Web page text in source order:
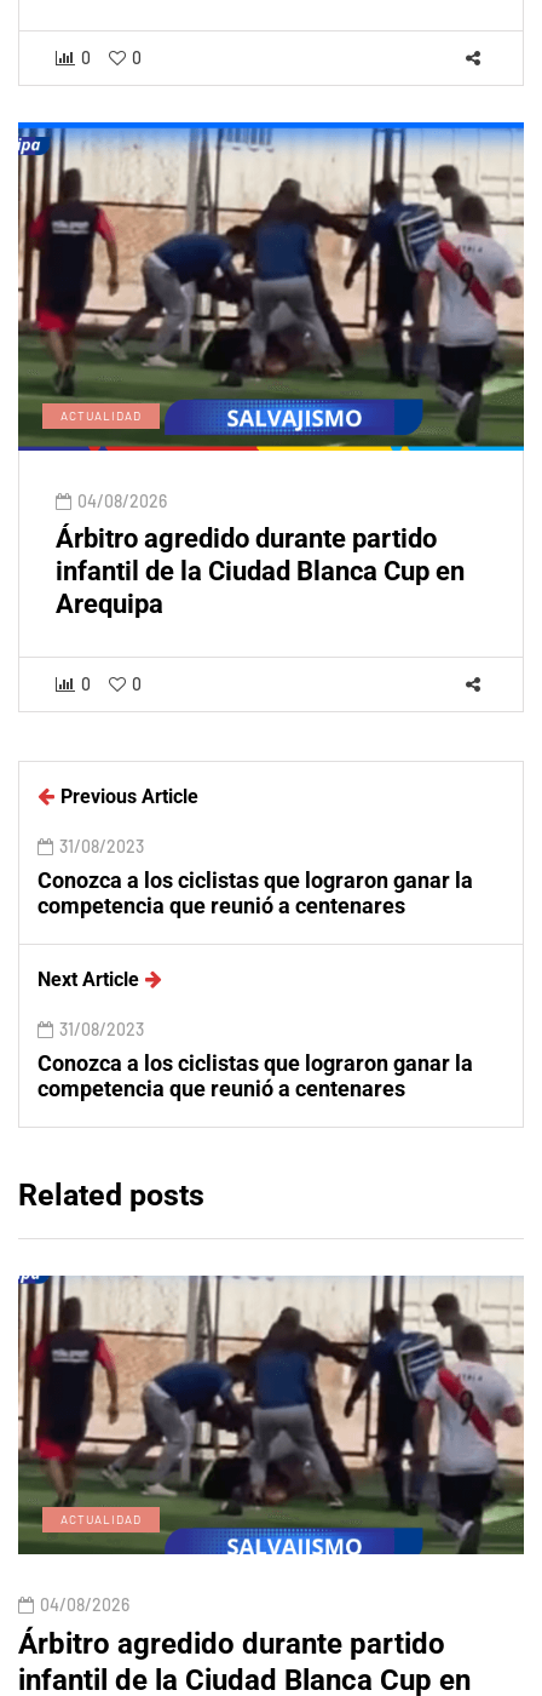
0 0
ACTUALIDAD
04/08/2026
Árbitro agredido durante partido
infantil de la Ciudad Blanca Cup en
Arequipa
0 0
Previous Article
31/08/2023
Conozca a los ciclistas que lograron ganar la
competencia que reunió a centenares
Next Article
31/08/2023
Conozca a los ciclistas que lograron ganar la
competencia que reunió a centenares
Related posts
ACTUALIDAD
04/08/2026
Árbitro agredido durante partido
infantil de la Ciudad Blanca Cup en